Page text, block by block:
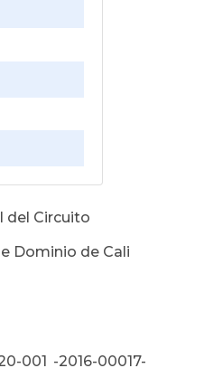
del Circuito
Dominio de Cali
001 -2016-00017-